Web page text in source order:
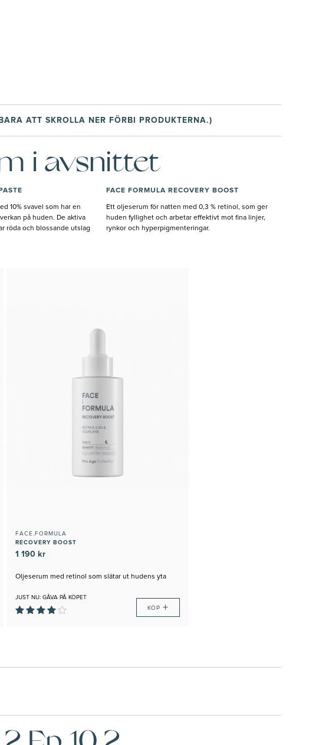
ATT SKROLLA NER FÖRBI PRODUKTERNA.)
i avsnittet
10% svavel som har en
på huden. De aktiva
röda och blossande utslag
FACE FORMULA RECOVERY BOOST
Ett oljeserum för natten med 0,3 % retinol, som ger
huden fyllighet och arbetar effektivt mot fina linjer,
rynkor och hyperpigmenteringar.
FACE.FORMULA
RECOVERY BOOST
1 190 kr
Oljeserum med retinol som slätar ut hudens yta
JUST NU: GÅVA PÅ KÖPET
KÖP+